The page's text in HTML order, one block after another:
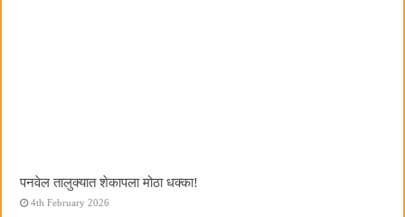
पनवेल तालुक्यात शेकापला मोठा धक्का!
4th February 2026